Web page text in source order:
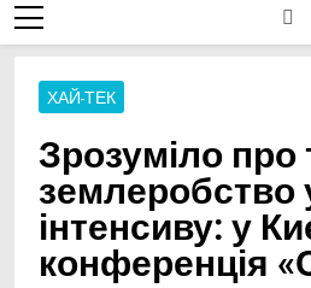
ХАЙ-ТЕК
Зрозуміло про
землеробство
інтенсиву: у
конференція